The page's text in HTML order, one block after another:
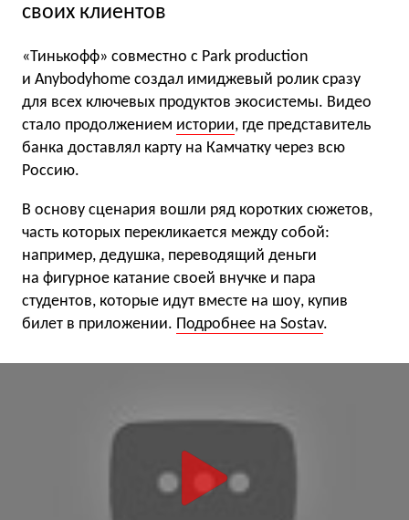
своих клиентов
«Тинькофф» совместно с Park production
и Anybodyhome создал имиджевый ролик сразу
для всех ключевых продуктов экосистемы. Видео
стало продолжением истории, где представитель
банка доставлял карту на Камчатку через всю
Россию.
В основу сценария вошли ряд коротких сюжетов,
часть которых перекликается между собой:
например, дедушка, переводящий деньги
на фигурное катание своей внучке и пара
студентов, которые идут вместе на шоу, купив
билет в приложении. Подробнее на Sostav.